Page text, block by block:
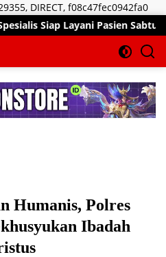
DIRECT, f08c47fec0942fa0
ke
Pasien Sabtu, 25 Juli 2026
Humanis, Polres
Ibadah